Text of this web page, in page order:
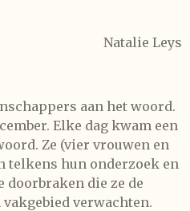
Natalie Leys
aan het woord.
Elke dag kwam een
Ze (vier vrouwen en
telkens hun onderzoek en
die ze de
verwachten.